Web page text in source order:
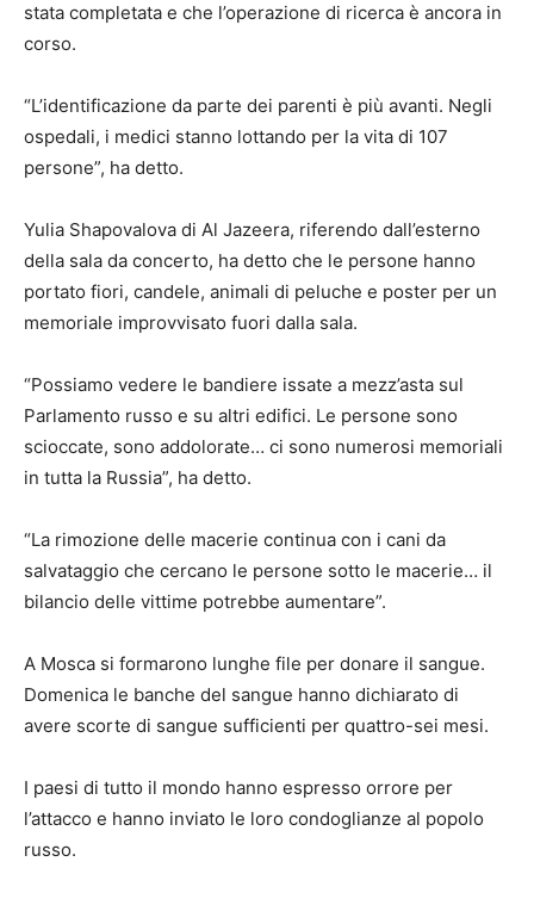
stata completata e che l’operazione di ricerca è ancora in
corso.
“L’identificazione da parte dei parenti è più avanti. Negli
ospedali, i medici stanno lottando per la vita di 107
persone”, ha detto.
Yulia Shapovalova di Al Jazeera, riferendo dall’esterno
della sala da concerto, ha detto che le persone hanno
portato fiori, candele, animali di peluche e poster per un
memoriale improvvisato fuori dalla sala.
“Possiamo vedere le bandiere issate a mezz’asta sul
Parlamento russo e su altri edifici. Le persone sono
scioccate, sono addolorate… ci sono numerosi memoriali
in tutta la Russia”, ha detto.
“La rimozione delle macerie continua con i cani da
salvataggio che cercano le persone sotto le macerie… il
bilancio delle vittime potrebbe aumentare”.
A Mosca si formarono lunghe file per donare il sangue.
Domenica le banche del sangue hanno dichiarato di
avere scorte di sangue sufficienti per quattro-sei mesi.
I paesi di tutto il mondo hanno espresso orrore per
l’attacco e hanno inviato le loro condoglianze al popolo
russo.